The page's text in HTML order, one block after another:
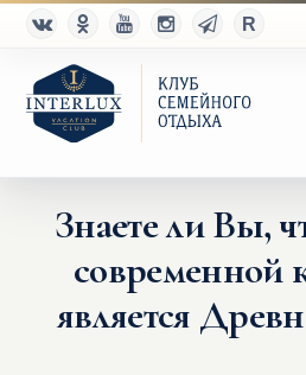
Клуб
Преимущества
Знаете ли Вы,
современной
является